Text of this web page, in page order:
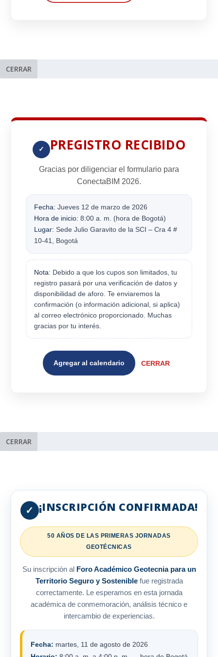
CERRAR
✓ PREGISTRO RECIBIDO
Gracias por diligenciar el formulario para
ConectaBIM 2026.
Fecha: Jueves 12 de marzo de 2026
Hora de inicio: 8:00 a. m. (hora de Bogotá)
Lugar: Sede Julio Garavito de la SCI – Cra 4 #
10-41, Bogotá
Nota: Debido a que los cupos son limitados, tu
registro pasará por una verificación de datos y
disponibilidad de aforo. Te enviaremos la
confirmación (o información adicional, si aplica)
al correo electrónico proporcionado. Muchas
gracias por tu interés.
Agregar al calendario CERRAR
CERRAR
✓ ¡INSCRIPCIÓN CONFIRMADA!
50 AÑOS DE LAS PRIMERAS JORNADAS
GEOTÉCNICAS
Su inscripción al Foro Académico Geotecnia para un
Territorio Seguro y Sosteniblefue registrada
correctamente. Le esperamos en esta jornada
académica de conmemoración, análisis técnico e
intercambio de experiencias.
Fecha: martes, 11 de agosto de 2026